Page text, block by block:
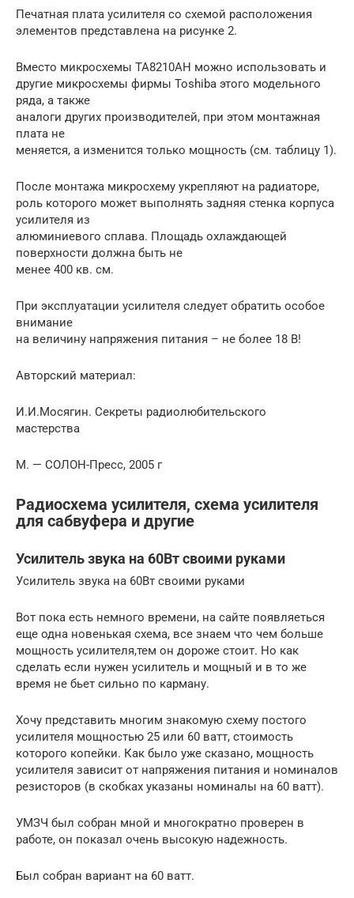
Печатная плата усилителя со схемой расположения
элементов представлена на рисунке 2.
Вместо микросхемы ТА8210АН можно использовать и
другие микросхемы фирмы Toshiba этого модельного
ряда, а также
аналоги других производителей, при этом монтажная
плата не
меняется, а изменится только мощность (см. таблицу 1).
После монтажа микросхему укрепляют на радиаторе,
роль которого может выполнять задняя стенка корпуса
усилителя из
алюминиевого сплава. Площадь охлаждающей
поверхности должна быть не
менее 400 кв. см.
При эксплуатации усилителя следует обратить особое
внимание
на величину напряжения питания – не более 18 В!
Авторский материал:
И.И.Мосягин. Секреты радиолюбительского
мастерства
М. — СОЛОН-Пресс, 2005 г
Радиосхема усилителя, схема усилителя
для сабвуфера и другие
Усилитель звука на 60Вт своими руками
Усилитель звука на 60Вт своими руками
Вот пока есть немного времени, на сайте появляеться
еще одна новенькая схема, все знаем что чем больше
мощность усилителя,тем он дороже стоит. Но как
сделать если нужен усилитель и мощный и в то же
время не бьет сильно по карману.
Хочу представить многим знакомую схему постого
усилителя мощностью 25 или 60 ватт, стоимость
которого копейки. Как было уже сказано, мощность
усилителя зависит от напряжения питания и номиналов
резисторов (в скобках указаны номиналы на 60 ватт).
УМЗЧ был собран мной и многократно проверен в
работе, он показал очень высокую надежность.
Был собран вариант на 60 ватт.